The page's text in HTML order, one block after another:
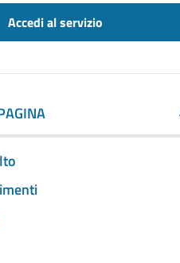
Accedi al servizio